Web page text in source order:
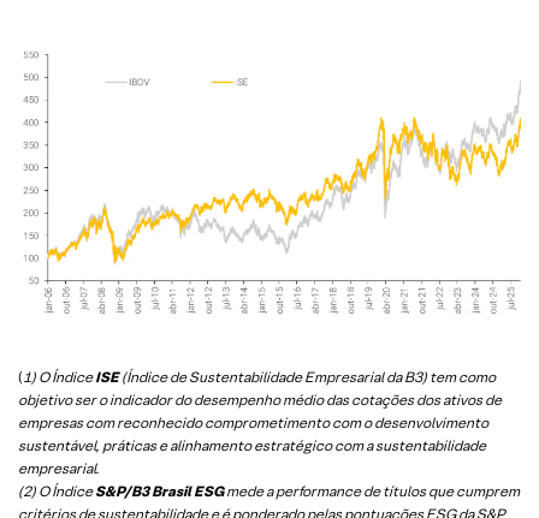
( 1) O ÍndiceISE(Índice de Sustentabilidade Empresarial da B3) tem como
objetivo ser o indicador do desempenho médio das cotações dos ativos de
empresas com reconhecido comprometimento com o desenvolvimento
sustentável, práticas e alinhamento estratégico com a sustentabilidade
empresarial.
(2) O ÍndiceS&P/B3 Brasil ESGmede a performance de títulos que cumprem
critérios de sustentabilidade e é ponderado pelas pontuações ESG da S&P